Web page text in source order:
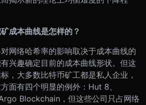
成本曲线是怎样的？
网络哈希率的影响取决于成本曲线的
兴趣确定目前的成本曲线形状。但这
，大多数比特币矿工都是私人企业，
面有四个明显的例外：Hut 8、
Blockchain，但这些公司只占网络